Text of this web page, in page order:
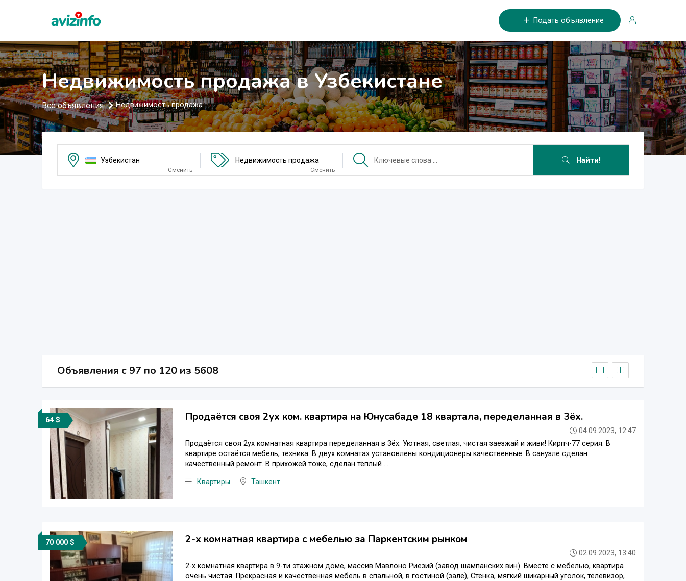
Подать объявление
Недвижимость продажа в Узбекистане
Все объявления Недвижимость продажа
Узбекистан
Сменить
Недвижимость продажа
Сменить
Найти!
Объявления c 97 по 120 из 5608
64 $ Продаётся своя 2ух ком. квартира на Юнусабаде 18 квартала, переделанная в 3ёх.
04.09.2023, 12:47
Продаётся своя 2ух комнатная квартира переделанная в 3ёх. Уютная, светлая, чистая заезжай и живи! Кирпч-77 серия. В
квартире остаётся мебель, техника. В двух комнатах установлены кондиционеры качественные. В санузле сделан
качественный ремонт. В прихожей тоже, сделан тёплый ...
Квартиры Ташкент
70 000 $ 2-х комнатная квартира с мебелью за Паркентским рынком
02.09.2023, 13:40
2-х комнатная квартира в 9-ти этажном доме, массив Мавлоно Риезий (завод шампанских вин). Вместе с мебелью, квартира
очень чистая. Прекрасная и качественная мебель в спальной, в гостиной (зале), Стенка, мягкий шикарный уголок, телевизор,